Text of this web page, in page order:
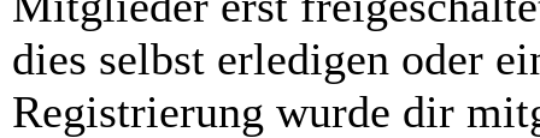
dies selbst erledigen oder
Registrierung wurde dir